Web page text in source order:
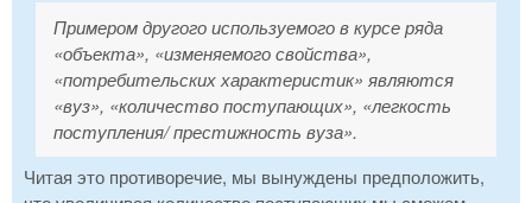
Примером другого используемого в курсе ряда
«объекта», «изменяемого свойства»,
«потребительских характеристик» являются
«вуз», «количество поступающих», «легкость
поступления/ престижность вуза».
Читая это противоречие, мы вынуждены предположить,